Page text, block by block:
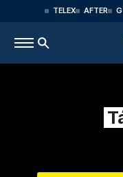
TELEX AFTER